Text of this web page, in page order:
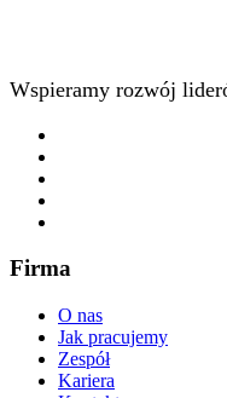
Wspieramy rozwój
Firma
O nas
Jak pracujemy
Zespół
Kariera